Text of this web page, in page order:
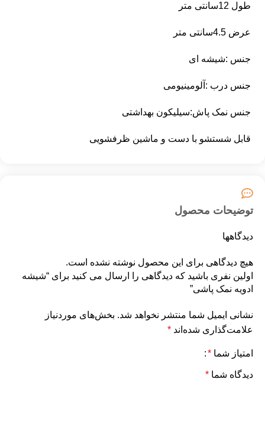
طول 12سانتی متر
عرض 4.5سانتی متر
جنس :شیشه ای
جنس درب :آلومینیومی
جنس نمک پاش:سیلیکون بهداشتی
قابل شستشو با دست و ماشین ظرفشویی
توضیحات محصول
دیدگاهها
هیچ دیدگاهی برای این محصول نوشته نشده است.
اولین نفری باشید که دیدگاهی را ارسال می کنید برای “شیشه
ادویه نمک پاشی”
نشانی ایمیل شما منتشر نخواهد شد. بخش‌های موردنیاز
علامت‌گذاری شده‌اند *
امتیاز شما *
دیدگاه شما *